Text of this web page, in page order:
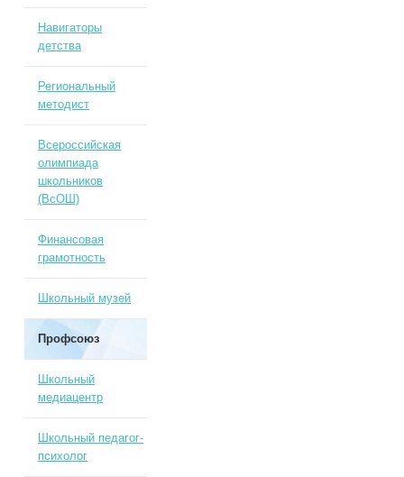
Навигаторы
детства
Региональный
методист
Всероссийская
олимпиада
школьников
(ВсОШ)
Финансовая
грамотность
Школьный музей
Профсоюз
Школьный
медиацентр
Школьный педагог-
психолог